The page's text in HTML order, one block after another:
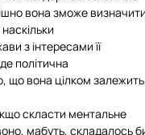
вона зможе
з інтересами її
політична
що вона цілком залежить
скласти ментальне
мабуть, складалось